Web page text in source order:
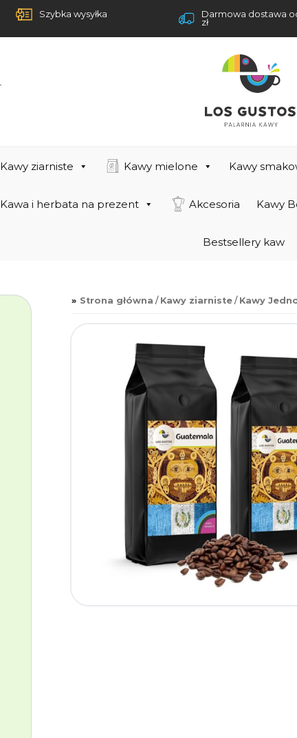
Szybka wysyłka
Darmowa dostawa
zł
Kawy ziarniste Kawy mielone Kawy
Kawa i herbata na prezent Akcesoria Kawy
Bestsellery kaw
Strona główna / Kawy ziarniste / Kawy